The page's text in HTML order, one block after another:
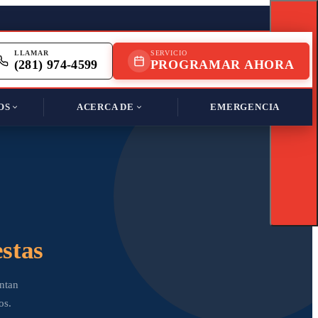
LLAMAR
(281) 974-4599
SERVICIO
PROGRAMAR AHORA
ACERCA DE EMERGENCIA